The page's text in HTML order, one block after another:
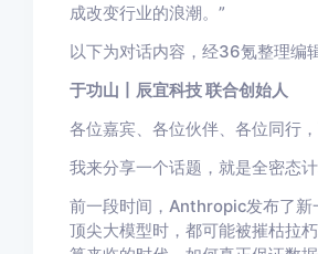
成改变行业的浪潮。”
以下为对话内容，经36氪整理编
于功山丨辰宜科技 联合创始人
各位嘉宾、各位伙伴、各位同行，
我来分享一个话题，就是全密态
前一段时间，Anthropic发布了新
顶尖大模型时，都可能被摧枯拉